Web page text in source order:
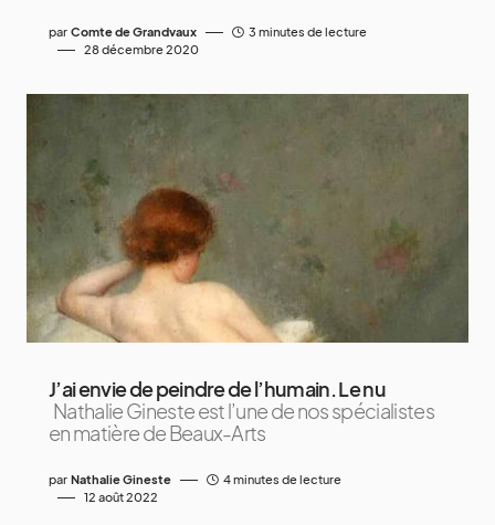
par Comte de Grandvaux
3 minutes de lecture
28 décembre 2020
J’ai envie de peindre de l’humain. Le nu
Nathalie Gineste est l’une de nos spécialistes
en matière de Beaux-Arts
par Nathalie Gineste
4 minutes de lecture
12 août 2022